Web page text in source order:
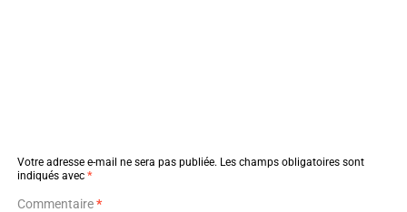
Votre adresse e-mail ne sera pas publiée. Les champs obligatoires sont
indiqués avec *
Commentaire*